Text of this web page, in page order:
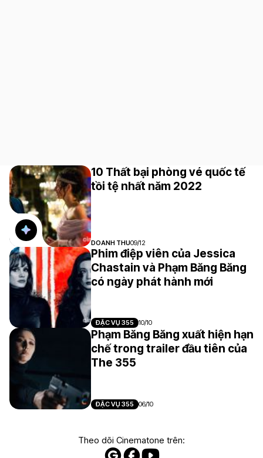
10 Thất bại phòng vé quốc tế
tồi tệ nhất năm 2022
DOANH THU09/12
Phim điệp viên của Jessica
Chastain và Phạm Băng Băng
có ngày phát hành mới
ĐẶC VỤ 355 10/10
Phạm Băng Băng xuất hiện hạn
chế trong trailer đầu tiên của
The 355
ĐẶC VỤ 355 06/10
Theo dõi Cinematone trên: